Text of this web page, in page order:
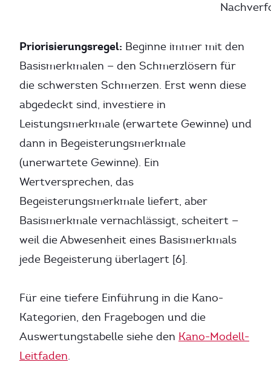
Priorisierungsregel: Beginne immer mit den
Basismerkmalen — den Schmerzlösern für
die schwersten Schmerzen. Erst wenn diese
abgedeckt sind, investiere in
Leistungsmerkmale (erwartete Gewinne) und
dann in Begeisterungsmerkmale
(unerwartete Gewinne). Ein
Wertversprechen, das
Begeisterungsmerkmale liefert, aber
Basismerkmale vernachlässigt, scheitert —
weil die Abwesenheit eines Basismerkmals
jede Begeisterung überlagert [6].
Für eine tiefere Einführung in die Kano-
Kategorien, den Fragebogen und die
Auswertungstabelle siehe den Kano-Modell-
Leitfaden.